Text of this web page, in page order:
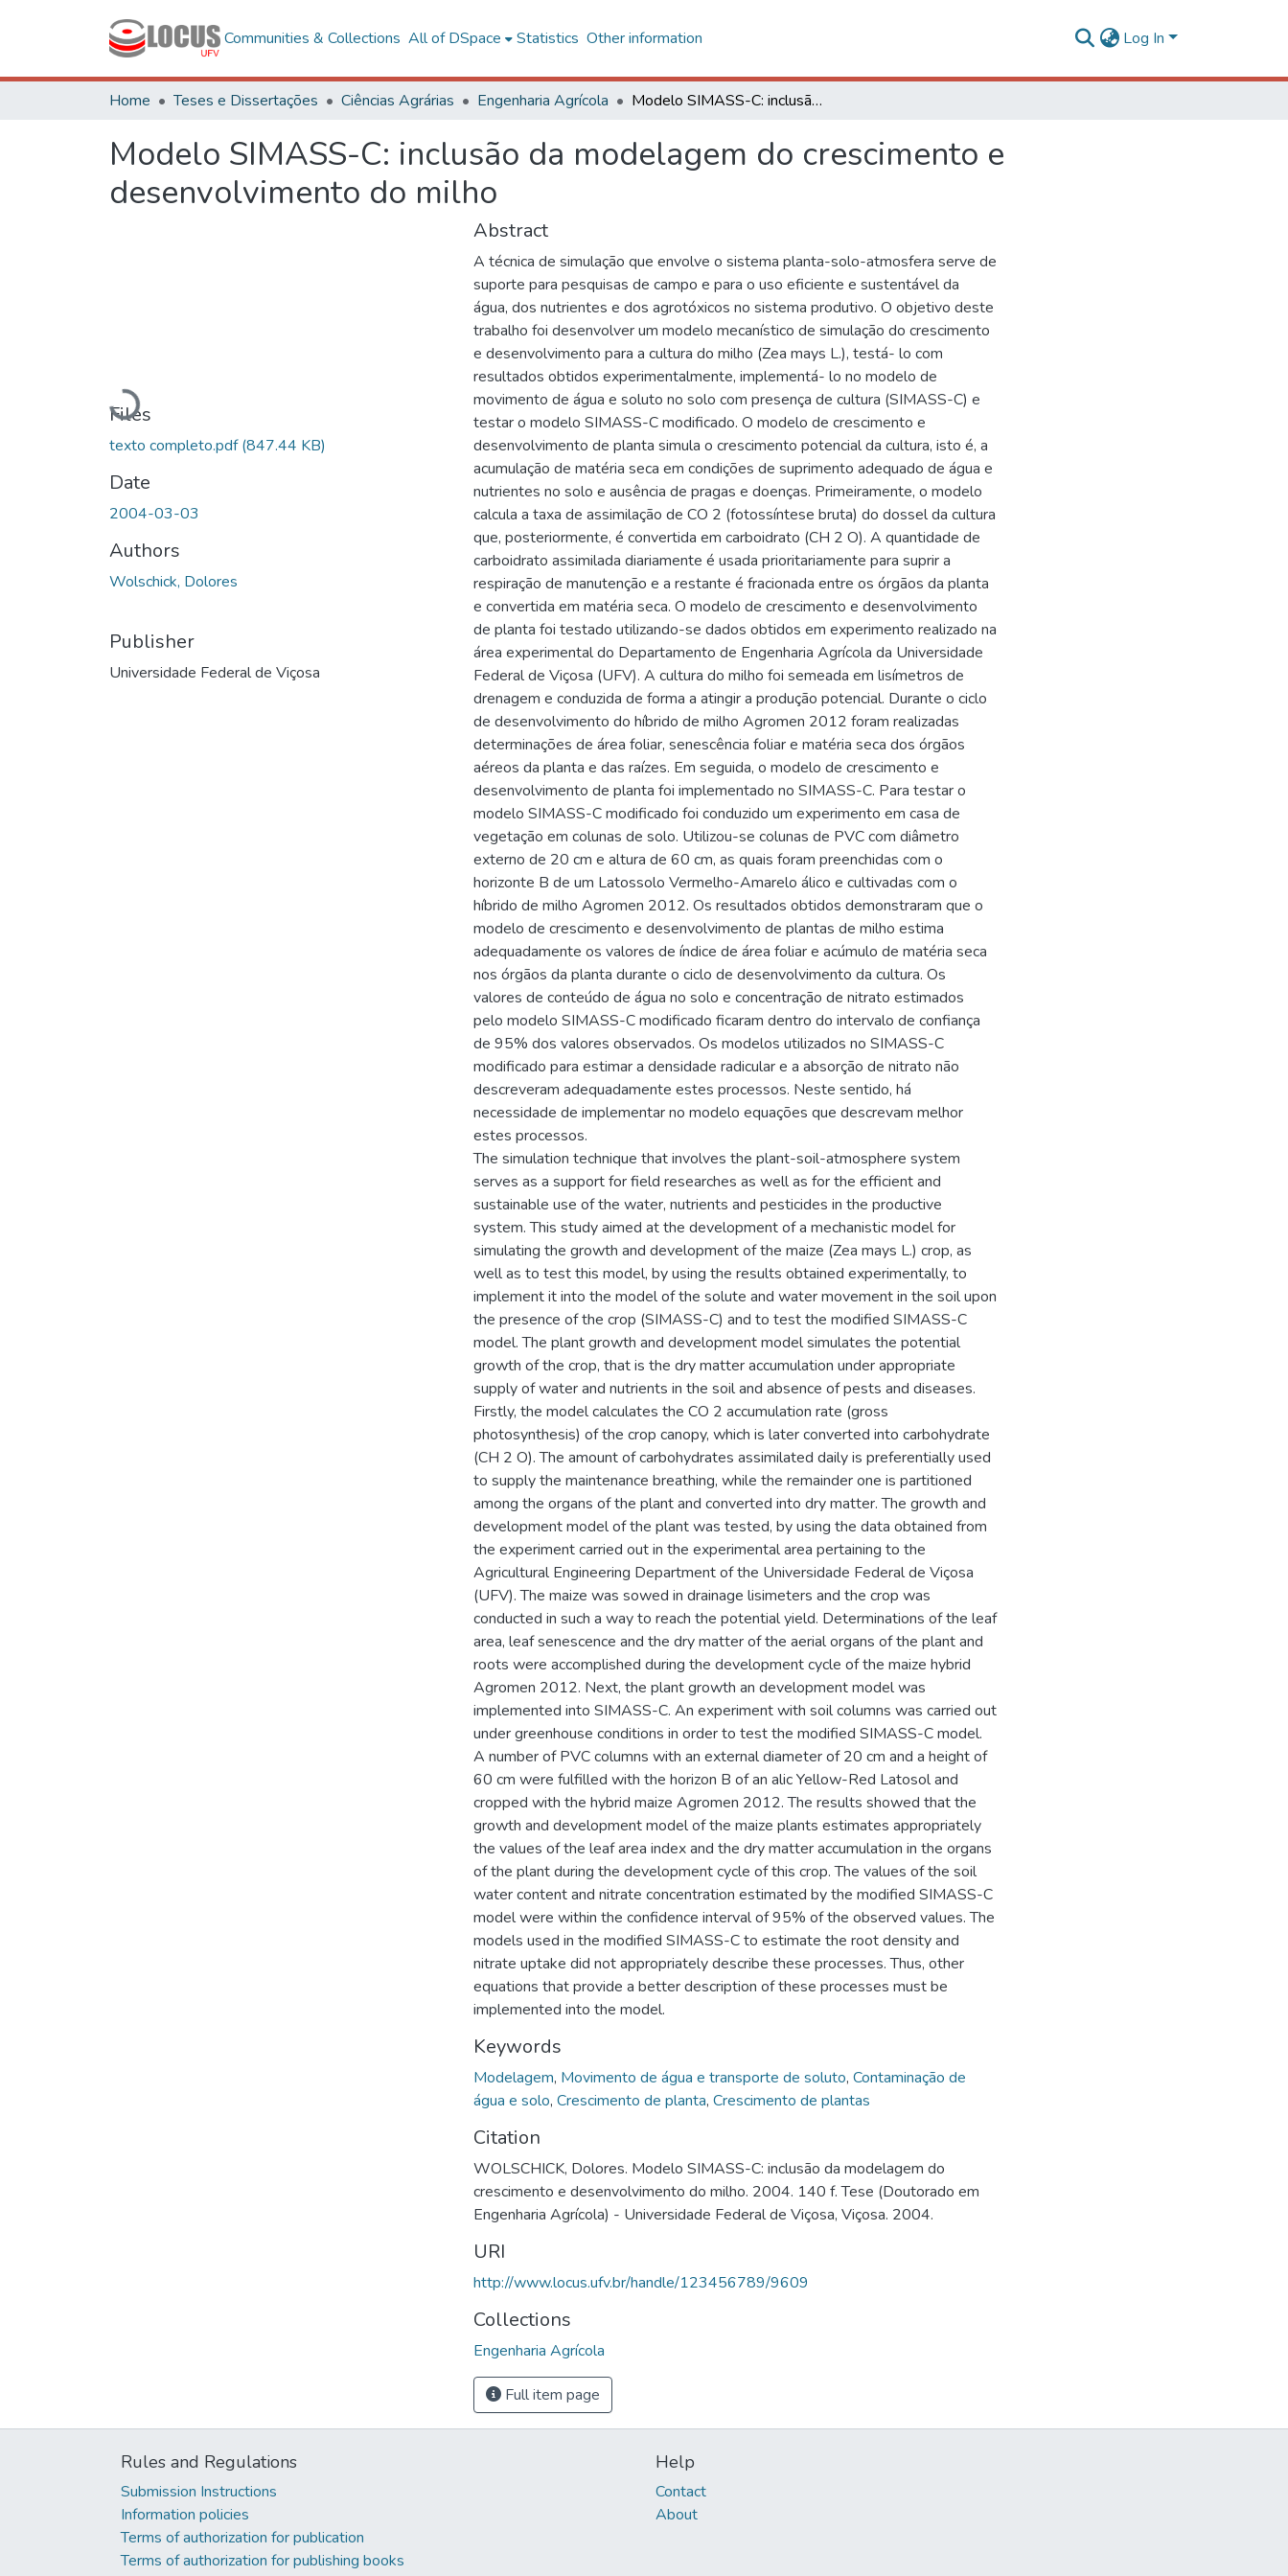
Communities & Collections All of DSpace Statistics Other information Log In
Home Teses e Dissertações Ciências Agrárias Engenharia Agrícola Modelo SIMASS-C: inclusão da modelagem do crescimento e desenvolvimento do milho
Modelo SIMASS-C: inclusão da modelagem do crescimento e
desenvolvimento do milho
Loading...
Files
texto completo.pdf(847.44 KB)
Date
2004-03-03
Authors
Wolschick, Dolores
Publisher
Universidade Federal de Viçosa
Abstract
A técnica de simulação que envolve o sistema planta-solo-atmosfera serve de
suporte para pesquisas de campo e para o uso eficiente e sustentável da
água, dos nutrientes e dos agrotóxicos no sistema produtivo. O objetivo deste
trabalho foi desenvolver um modelo mecanístico de simulação do crescimento
e desenvolvimento para a cultura do milho (Zea mays L.), testá- lo com
resultados obtidos experimentalmente, implementá- lo no modelo de
movimento de água e soluto no solo com presença de cultura (SIMASS-C) e
testar o modelo SIMASS-C modificado. O modelo de crescimento e
desenvolvimento de planta simula o crescimento potencial da cultura, isto é, a
acumulação de matéria seca em condições de suprimento adequado de água e
nutrientes no solo e ausência de pragas e doenças. Primeiramente, o modelo
calcula a taxa de assimilação de CO 2 (fotossíntese bruta) do dossel da cultura
que, posteriormente, é convertida em carboidrato (CH 2 O). A quantidade de
carboidrato assimilada diariamente é usada prioritariamente para suprir a
respiração de manutenção e a restante é fracionada entre os órgãos da planta
e convertida em matéria seca. O modelo de crescimento e desenvolvimento
de planta foi testado utilizando-se dados obtidos em experimento realizado na
área experimental do Departamento de Engenharia Agrícola da Universidade
Federal de Viçosa (UFV). A cultura do milho foi semeada em lisímetros de
drenagem e conduzida de forma a atingir a produção potencial. Durante o ciclo
de desenvolvimento do híbrido de milho Agromen 2012 foram realizadas
determinações de área foliar, senescência foliar e matéria seca dos órgãos
aéreos da planta e das raízes. Em seguida, o modelo de crescimento e
desenvolvimento de planta foi implementado no SIMASS-C. Para testar o
modelo SIMASS-C modificado foi conduzido um experimento em casa de
vegetação em colunas de solo. Utilizou-se colunas de PVC com diâmetro
externo de 20 cm e altura de 60 cm, as quais foram preenchidas com o
horizonte B de um Latossolo Vermelho-Amarelo álico e cultivadas com o
híbrido de milho Agromen 2012. Os resultados obtidos demonstraram que o
modelo de crescimento e desenvolvimento de plantas de milho estima
adequadamente os valores de índice de área foliar e acúmulo de matéria seca
nos órgãos da planta durante o ciclo de desenvolvimento da cultura. Os
valores de conteúdo de água no solo e concentração de nitrato estimados
pelo modelo SIMASS-C modificado ficaram dentro do intervalo de confiança
de 95% dos valores observados. Os modelos utilizados no SIMASS-C
modificado para estimar a densidade radicular e a absorção de nitrato não
descreveram adequadamente estes processos. Neste sentido, há
necessidade de implementar no modelo equações que descrevam melhor
estes processos.
The simulation technique that involves the plant-soil-atmosphere system
serves as a support for field researches as well as for the efficient and
sustainable use of the water, nutrients and pesticides in the productive
system. This study aimed at the development of a mechanistic model for
simulating the growth and development of the maize (Zea mays L.) crop, as
well as to test this model, by using the results obtained experimentally, to
implement it into the model of the solute and water movement in the soil upon
the presence of the crop (SIMASS-C) and to test the modified SIMASS-C
model. The plant growth and development model simulates the potential
growth of the crop, that is the dry matter accumulation under appropriate
supply of water and nutrients in the soil and absence of pests and diseases.
Firstly, the model calculates the CO 2 accumulation rate (gross
photosynthesis) of the crop canopy, which is later converted into carbohydrate
(CH 2 O). The amount of carbohydrates assimilated daily is preferentially used
to supply the maintenance breathing, while the remainder one is partitioned
among the organs of the plant and converted into dry matter. The growth and
development model of the plant was tested, by using the data obtained from
the experiment carried out in the experimental area pertaining to the
Agricultural Engineering Department of the Universidade Federal de Viçosa
(UFV). The maize was sowed in drainage lisimeters and the crop was
conducted in such a way to reach the potential yield. Determinations of the leaf
area, leaf senescence and the dry matter of the aerial organs of the plant and
roots were accomplished during the development cycle of the maize hybrid
Agromen 2012. Next, the plant growth an development model was
implemented into SIMASS-C. An experiment with soil columns was carried out
under greenhouse conditions in order to test the modified SIMASS-C model.
A number of PVC columns with an external diameter of 20 cm and a height of
60 cm were fulfilled with the horizon B of an alic Yellow-Red Latosol and
cropped with the hybrid maize Agromen 2012. The results showed that the
growth and development model of the maize plants estimates appropriately
the values of the leaf area index and the dry matter accumulation in the organs
of the plant during the development cycle of this crop. The values of the soil
water content and nitrate concentration estimated by the modified SIMASS-C
model were within the confidence interval of 95% of the observed values. The
models used in the modified SIMASS-C to estimate the root density and
nitrate uptake did not appropriately describe these processes. Thus, other
equations that provide a better description of these processes must be
implemented into the model.
Keywords
Modelagem, Movimento de água e transporte de soluto, Contaminação de
água e solo, Crescimento de planta, Crescimento de plantas
Citation
WOLSCHICK, Dolores. Modelo SIMASS-C: inclusão da modelagem do
crescimento e desenvolvimento do milho. 2004. 140 f. Tese (Doutorado em
Engenharia Agrícola) - Universidade Federal de Viçosa, Viçosa. 2004.
URI
http://www.locus.ufv.br/handle/123456789/9609
Collections
Engenharia Agrícola
Full item page
Rules and Regulations
Submission Instructions
Information policies
Terms of authorization for publication
Terms of authorization for publishing books
Help
Contact
About